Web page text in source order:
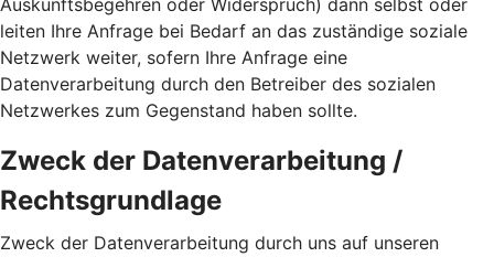
Auskunftsbegehren oder Widerspruch) dann selbst oder
leiten Ihre Anfrage bei Bedarf an das zuständige soziale
Netzwerk weiter, sofern Ihre Anfrage eine
Datenverarbeitung durch den Betreiber des sozialen
Netzwerkes zum Gegenstand haben sollte.
Zweck der Datenverarbeitung /
Rechtsgrundlage
Zweck der Datenverarbeitung durch uns auf unseren